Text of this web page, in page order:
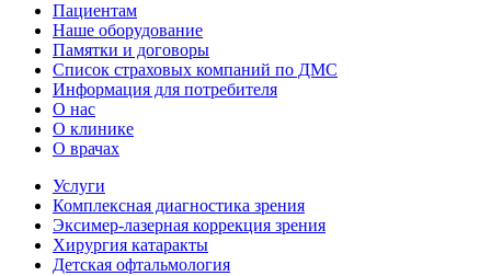
Пациентам
Наше оборудование
Памятки и договоры
Список страховых компаний по ДМС
Информация для потребителя
О нас
О клинике
О врачах
Услуги
Комплексная диагностика зрения
Эксимер-лазерная коррекция зрения
Хирургия катаракты
Детская офтальмология